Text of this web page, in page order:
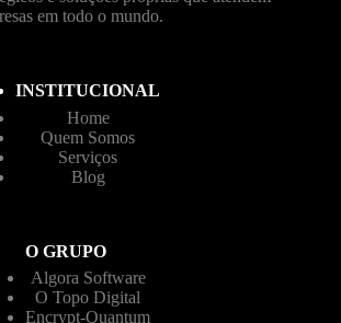
em todo o mundo.
INSTITUCIONAL
Home
Quem Somos
Serviços
Blog
O GRUPO
Algora Software
O Topo Digital
Encrypt-Quantum